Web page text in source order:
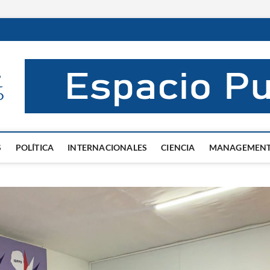
El Mentor
INFORMACIÓN DE VERDAD
POLÍTICA INTERNACIONALES CIENCIA